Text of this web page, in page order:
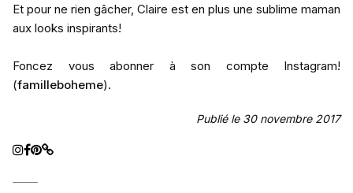
Et pour ne rien gâcher, Claire est en plus une sublime maman
aux looks inspirants!
Foncez vous abonner à son compte Instagram!
(familleboheme).
Publié le 30 novembre 2017